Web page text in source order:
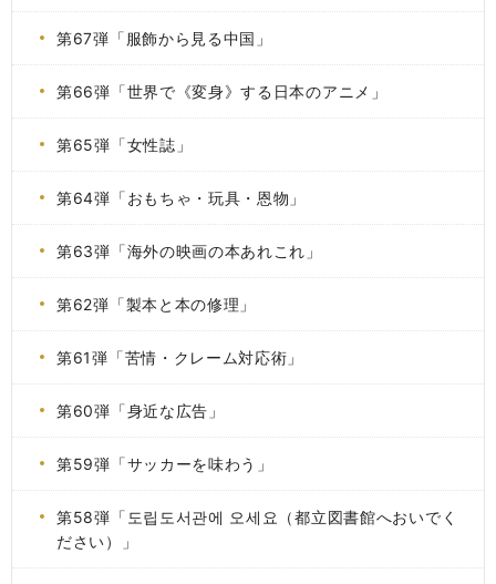
第67弾「服飾から見る中国」
第66弾「世界で《変身》する日本のアニメ」
第65弾「女性誌」
第64弾「おもちゃ・玩具・恩物」
第63弾「海外の映画の本あれこれ」
第62弾「製本と本の修理」
第61弾「苦情・クレーム対応術」
第60弾「身近な広告」
第59弾「サッカーを味わう」
第58弾「도립도서관에 오세요（都立図書館へおいでく
ださい）」